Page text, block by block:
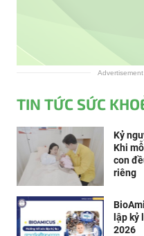
Advertisement
TIN TỨC SỨC
Kỷ
Khi
con
riêng
lập kỷ
2026